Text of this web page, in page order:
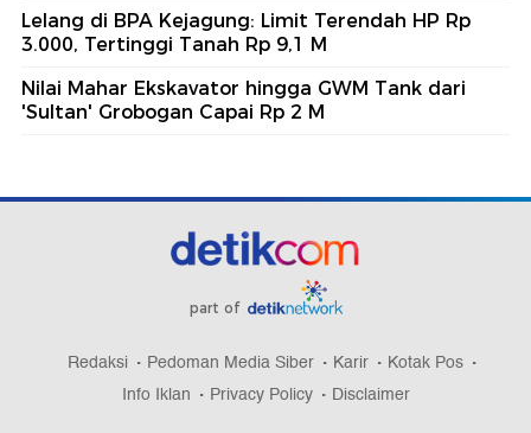
Lelang di BPA Kejagung: Limit Terendah HP Rp
3.000, Tertinggi Tanah Rp 9,1 M
Nilai Mahar Ekskavator hingga GWM Tank dari
'Sultan' Grobogan Capai Rp 2 M
part of
Redaksi Pedoman Media Siber Karir
Kotak Pos
Info Iklan
Privacy Policy Disclaimer